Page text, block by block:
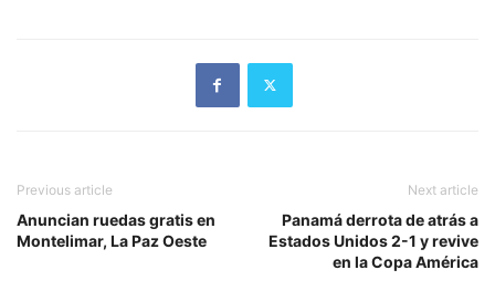
Previous article
Anuncian ruedas gratis en
Montelimar, La Paz Oeste
Next article
Panamá derrota de atrás a
Estados Unidos 2-1 y revive
en la Copa América